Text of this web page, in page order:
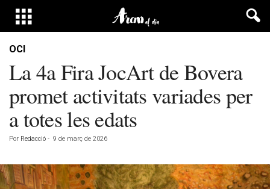
OCI
La 4a Fira JocArt de Bovera
promet activitats variades per
a totes les edats
Por Redacció - 9 de març de 2026